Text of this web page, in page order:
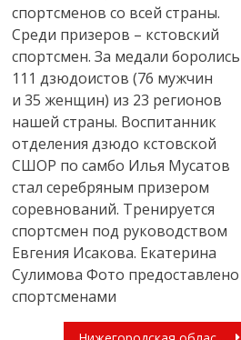
спортсменов со всей страны.
Среди призеров – кстовский
спортсмен. За медали боролись
111 дзюдоистов (76 мужчин
и 35 женщин) из 23 регионов
нашей страны. Воспитанник
отделения дзюдо кстовской
СШОР по самбо Илья Мусатов
стал серебряным призером
соревнований. Тренируется
спортсмен под руководством
Евгения Исакова. Екатерина
Сулимова Фото предоставлено
спортсменами